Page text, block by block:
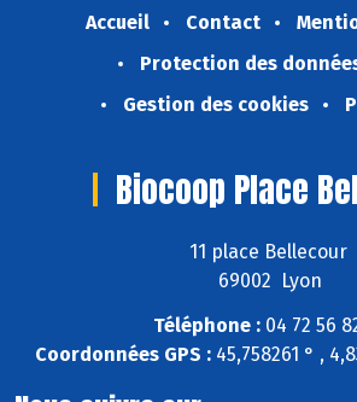
Accueil Contact
Protection des
Gestion des cookies
Biocoop Place
11 place Bellecour
69002 Lyon
Téléphone : 04 72 56
Coordonnées GPS :45,758261 ° ,